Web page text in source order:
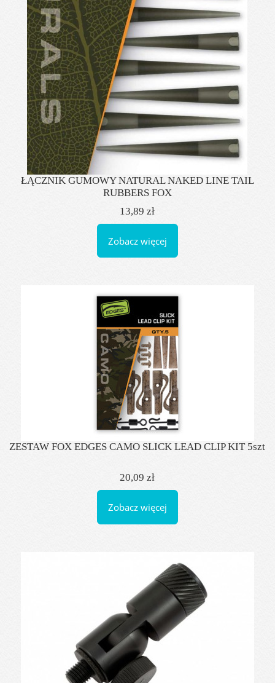
ŁĄCZNIK GUMOWY NATURAL NAKED LINE TAIL
RUBBERS FOX
13,89 zł
Zobacz więcej
ZESTAW FOX EDGES CAMO SLICK LEAD CLIP KIT 5szt
20,09 zł
Zobacz więcej